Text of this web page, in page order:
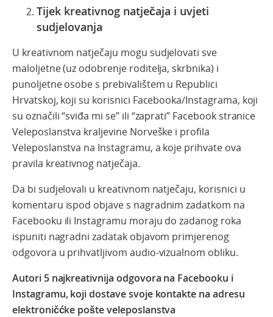
Tijek kreativnog natječaja i uvjeti
sudjelovanja
U kreativnom natječaju mogu sudjelovati sve
maloljetne (uz odobrenje roditelja, skrbnika) i
punoljetne osobe s prebivalištem u Republici
Hrvatskoj, koji su korisnici Facebooka/Instagrama, koji
su označili “sviđa mi se” ili “zaprati” Facebook stranice
Veleposlanstva kraljevine Norveške i profila
Veleposlanstva na Instagramu, a koje prihvate ova
pravila kreativnog natječaja.
Da bi sudjelovali u kreativnom natječaju, korisnici u
komentaru ispod objave s nagradnim zadatkom na
Facebooku ili Instagramu moraju do zadanog roka
ispuniti nagradni zadatak objavom primjerenog
odgovora u prihvatljivom audio-vizualnom obliku.
Autori 5 najkreativnija odgovora na Facebooku i
Instagramu, koji dostave svoje kontakte na adresu
elektroničćke pošte veleposlanstva